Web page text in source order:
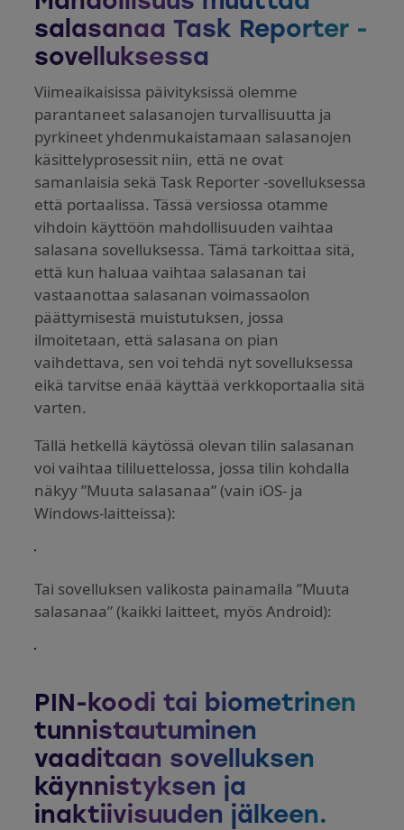
salasanaa Task Reporter -
sovelluksessa
Viimeaikaisissa päivityksissä olemme
parantaneet salasanojen turvallisuutta ja
pyrkineet yhdenmukaistamaan salasanojen
käsittelyprosessit niin, että ne ovat
samanlaisia sekä Task Reporter -sovelluksessa
että portaalissa. Tässä versiossa otamme
vihdoin käyttöön mahdollisuuden vaihtaa
salasana sovelluksessa. Tämä tarkoittaa sitä,
että kun haluaa vaihtaa salasanan tai
vastaanottaa salasanan voimassaolon
päättymisestä muistutuksen, jossa
ilmoitetaan, että salasana on pian
vaihdettava, sen voi tehdä nyt sovelluksessa
eikä tarvitse enää käyttää verkkoportaalia sitä
varten.
Tällä hetkellä käytössä olevan tilin salasanan
voi vaihtaa tililuettelossa, jossa tilin kohdalla
näkyy ”Muuta salasanaa” (vain iOS- ja
Windows-laitteissa):
Tai sovelluksen valikosta painamalla ”Muuta
salasanaa” (kaikki laitteet, myös Android):
PIN-koodi tai biometrinen
tunnistautuminen
vaaditaan sovelluksen
käynnistyksen ja
inaktiivisuuden jälkeen.